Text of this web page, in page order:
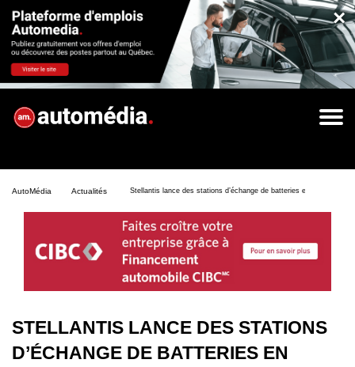
×
AutoMédia Actualités Stellantis lance des stations d’échange de batteries en Espagne
STELLANTIS LANCE DES STATIONS
D’ÉCHANGE DE BATTERIES EN